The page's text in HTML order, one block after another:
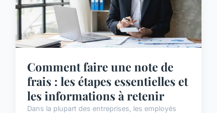
Comment faire une note de
frais : les étapes essentielles et
les informations à retenir
Dans la plupart des entreprises, les employés